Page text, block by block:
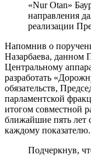
«Nur Otan»
направления
реализации
Напомнив о
Назарбаева, данном
Центральному
разработать
обязательств,
парламентской
итогом совместной
ближайшие пять лет
каждому показателю.
Подчеркнув,